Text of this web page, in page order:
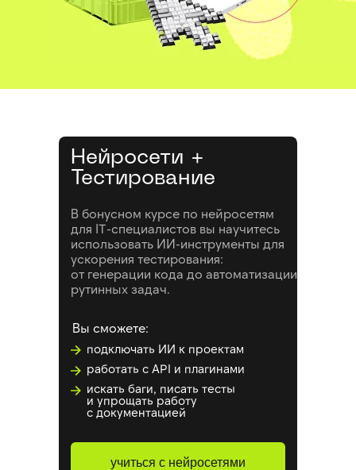
Нейросети +
Тестирование
В бонусном курсе по нейросетям
для IT-специалистов вы научитесь
использовать ИИ-инструменты для
ускорения тестирования:
от генерации кода до автоматизации
рутинных задач.
учиться с нейросетями
Вы сможете:
подключать ИИ к проектам
работать с API и плагинами
искать баги, писать тесты
и упрощать работу
с документацией